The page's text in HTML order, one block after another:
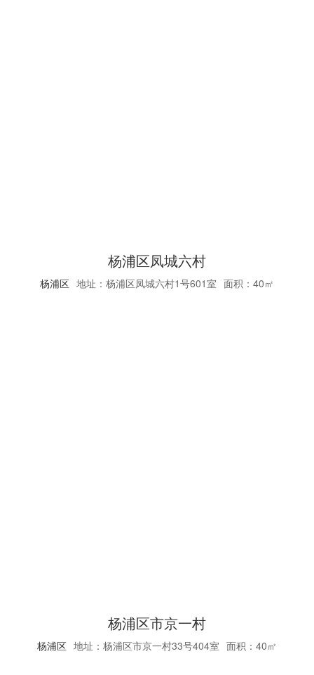
杨浦区凤城六村
杨浦区 地址：杨浦区凤城六村1号601室 面积：40㎡
杨浦区市京一村
杨浦区 地址：杨浦区市京一村33号404室 面积：40㎡